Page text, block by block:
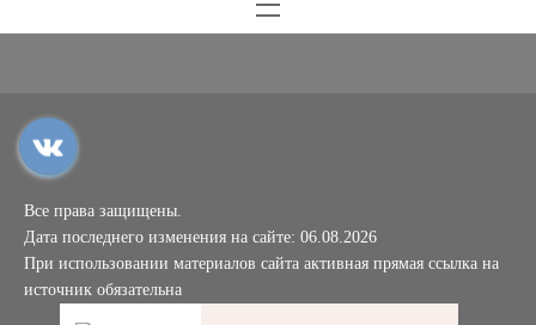
Все права защищены.
Дата последнего изменения на сайте: 06.08.2026
При использовании материалов сайта активная прямая ссылка на
источник обязательна